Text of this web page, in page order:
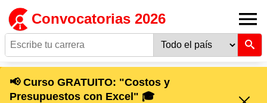
Convocatorias 2026
📢 Curso GRATUITO: "Costos y
Presupuestos con Excel" 🎓